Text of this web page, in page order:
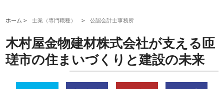
ホーム >士業（専門職種） >公認会計士事務所
木村屋金物建材株式会社が支える匝
瑳市の住まいづくりと建設の未来